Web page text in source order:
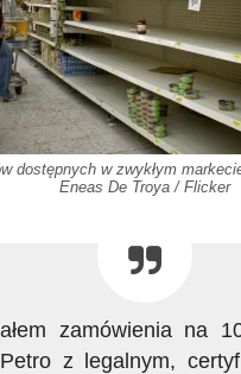
dostępnych w zwykłym
Eneas De Troya / Flicker
zamówienia na
z legalnym,